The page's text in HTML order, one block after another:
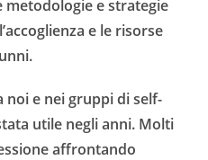
e strategie
e le risorse
noi e nei gruppi di self-
utile negli anni. Molti
affrontando